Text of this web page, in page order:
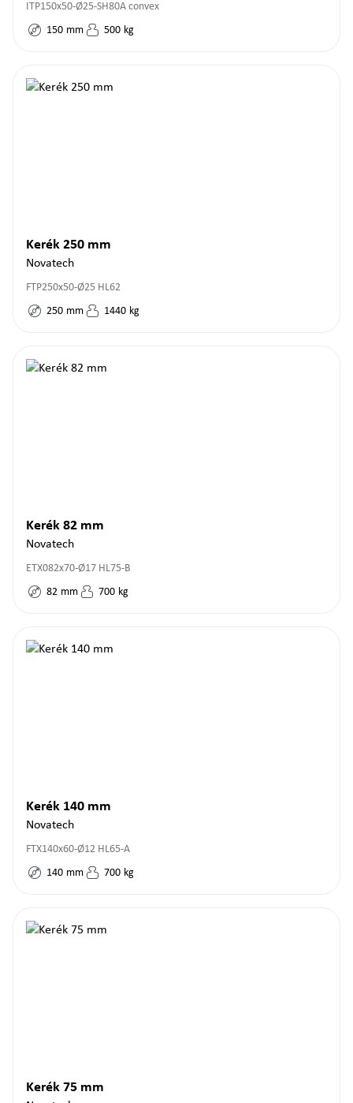
ITP150x50-Ø25-SH80A convex
150 mm 500 kg
Kerék 250 mm
Novatech
FTP250x50-Ø25 HL62
250 mm 1440 kg
Kerék 82 mm
Novatech
ETX082x70-Ø17 HL75-B
82 mm 700 kg
Kerék 140 mm
Novatech
FTX140x60-Ø12 HL65-A
140 mm 700 kg
Kerék 75 mm